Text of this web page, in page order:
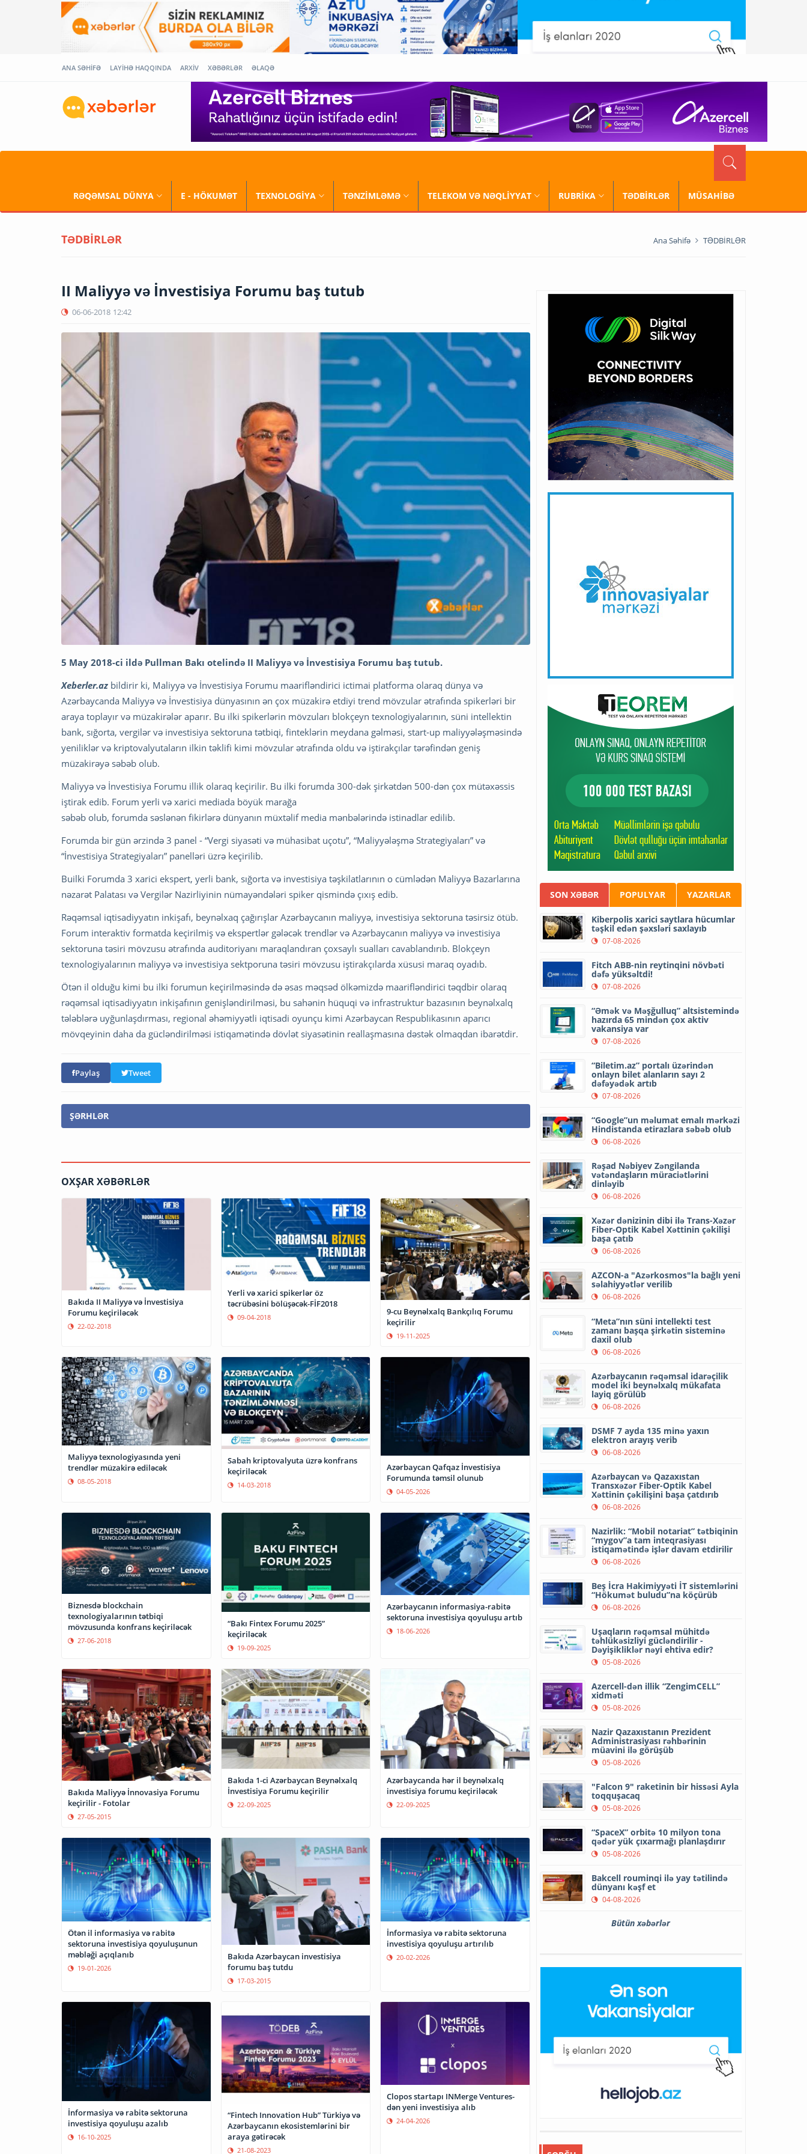
ANA SƏHİFƏ LAYİHƏ HAQQINDA ARXİV XƏBƏRLƏR ƏLAQƏ
RƏQƏMSAL DÜNYA E - HÖKUMƏT TEXNOLOGİYA TƏNZİMLƏMƏ TELEKOM VƏ NƏQLİYYAT RUBRİKA TƏDBİRLƏR MÜSAHİBƏ
TƏDBİRLƏR Ana Səhifə TƏDBİRLƏR
II Maliyyə və İnvestisiya Forumu baş tutub
06-06-2018 12:42
5 May 2018-ci ildə Pullman Bakı otelində II Maliyyə və İnvestisiya Forumu baş tutub.
Xeberler.az bildirir ki, Maliyyə və İnvestisiya Forumu maarifləndirici ictimai platforma olaraq dünya və
Azərbaycanda Maliyyə və İnvestisiya dünyasının ən çox müzakirə etdiyi trend mövzular ətrafında spikerləri bir
araya toplayır və müzakirələr aparır. Bu ilki spikerlərin mövzuları blokçeyn texnologiyalarının, süni intellektin
bank, sığorta, vergilər və investisiya sektoruna tətbiqi, finteklərin meydana gəlməsi, start-up maliyyələşməsində
yeniliklər və kriptovalyutaların ilkin təklifi kimi mövzular ətrafında oldu və iştirakçılar tərəfindən geniş
müzakirəyə səbəb olub.
Maliyyə və İnvestisiya Forumu illik olaraq keçirilir. Bu ilki forumda 300-dək şirkətdən 500-dən çox mütəxəssis
iştirak edib. Forum yerli və xarici mediada böyük marağa
səbəb olub, forumda səslənən fikirlərə dünyanın müxtəlif media mənbələrində istinadlar edilib.
Forumda bir gün ərzində 3 panel - “Vergi siyasəti və mühasibat uçotu”, “Maliyyələşmə Strategiyaları” və
“İnvestisiya Strategiyaları” panelləri üzrə keçirilib.
Builki Forumda 3 xarici ekspert, yerli bank, sığorta və investisiya təşkilatlarının o cümlədən Maliyyə Bazarlarına
nəzarət Palatası və Vergilər Nazirliyinin nümayəndələri spiker qismində çıxış edib.
Rəqəmsal iqtisadiyyatın inkişafı, beynəlxaq çağırışlar Azərbaycanın maliyyə, investisiya sektoruna təsirsiz ötüb.
Forum interaktiv formatda keçirilmiş və ekspertlər gələcək trendlər və Azərbaycanın maliyyə və investisiya
sektoruna təsiri mövzusu ətrafında auditoriyanı maraqlandıran çoxsaylı sualları cavablandırıb. Blokçeyn
texnologiyalarının maliyyə və investisiya sektporuna təsiri mövzusu iştirakçılarda xüsusi maraq oyadıb.
Ötən il olduğu kimi bu ilki forumun keçirilməsində də əsas məqsəd ölkəmizdə maarifləndirici təqdbir olaraq
rəqəmsal iqtisadiyyatın inkişafının genişləndirilməsi, bu sahənin hüquqi və infrastruktur bazasının beynəlxalq
tələblərə uyğunlaşdırması, regional əhəmiyyətli iqtisadi oyunçu kimi Azərbaycan Respublikasının aparıcı
mövqeyinin daha da gücləndirilməsi istiqamətində dövlət siyasətinin reallaşmasına dəstək olmaqdan ibarətdir.
Paylaş Tweet
ŞƏRHLƏR
OXŞAR XƏBƏRLƏR
Bakıda II Maliyyə və İnvestisiya
Forumu keçiriləcək
22-02-2018
Yerli və xarici spikerlər öz
təcrübəsini bölüşəcək-FİF2018
09-04-2018
9-cu Beynəlxalq Bankçılıq Forumu
keçirilir
19-11-2025
Maliyyə texnologiyasında yeni
trendlər müzakirə ediləcək
08-05-2018
Sabah kriptovalyuta üzrə konfrans
keçiriləcək
14-03-2018
Azərbaycan Qafqaz İnvestisiya
Forumunda təmsil olunub
04-05-2026
Biznesdə blockchain
texnologiyalarının tətbiqi
mövzusunda konfrans keçiriləcək
27-06-2018
“Bakı Fintex Forumu 2025”
keçiriləcək
19-09-2025
Azərbaycanın informasiya-rabitə
sektoruna investisiya qoyuluşu artıb
18-06-2026
Bakıda Maliyyə İnnovasiya Forumu
keçirilir - Fotolar
27-05-2015
Bakıda 1-ci Azərbaycan Beynəlxalq
İnvestisiya Forumu keçirilir
22-09-2025
Azərbaycanda hər il beynəlxalq
investisiya forumu keçiriləcək
22-09-2025
Ötən il informasiya və rabitə
sektoruna investisiya qoyuluşunun
məbləği açıqlanıb
19-01-2026
Bakıda Azərbaycan investisiya
forumu baş tutdu
17-03-2015
İnformasiya və rabitə sektoruna
investisiya qoyuluşu artırılıb
20-02-2026
İnformasiya və rabitə sektoruna
investisiya qoyuluşu azalıb
16-10-2025
“Fintech Innovation Hub” Türkiyə və
Azərbaycanın ekosistemlərini bir
araya gətirəcək
21-08-2023
Clopos startapı INMerge Ventures-
dən yeni investisiya alıb
24-04-2026
SON XƏBƏR POPULYAR YAZARLAR
Kiberpolis xarici saytlara hücumlar
təşkil edən şəxsləri saxlayıb
07-08-2026
Fitch ABB-nin reytinqini növbəti
dəfə yüksəltdi!
07-08-2026
“Əmək və Məşğulluq” altsistemində
hazırda 65 mindən çox aktiv
vakansiya var
07-08-2026
“Biletim.az” portalı üzərindən
onlayn bilet alanların sayı 2
dəfəyədək artıb
07-08-2026
“Google”un məlumat emalı mərkəzi
Hindistanda etirazlara səbəb olub
06-08-2026
Rəşad Nəbiyev Zəngilanda
vətəndaşların müraciətlərini
dinləyib
06-08-2026
Xəzər dənizinin dibi ilə Trans-Xəzər
Fiber-Optik Kabel Xəttinin çəkilişi
başa çatıb
06-08-2026
AZCON-a "Azərkosmos"la bağlı yeni
səlahiyyətlər verilib
06-08-2026
“Meta”nın süni intellekti test
zamanı başqa şirkətin sisteminə
daxil olub
06-08-2026
Azərbaycanın rəqəmsal idarəçilik
model iki beynəlxalq mükafata
layiq görülüb
06-08-2026
DSMF 7 ayda 135 minə yaxın
elektron arayış verib
06-08-2026
Azərbaycan və Qazaxıstan
Transxəzər Fiber-Optik Kabel
Xəttinin çəkilişini başa çatdırıb
06-08-2026
Nazirlik: “Mobil notariat” tətbiqinin
“mygov”a tam inteqrasiyası
istiqamətində işlər davam etdirilir
06-08-2026
Beş İcra Hakimiyyəti İT sistemlərini
“Hökumət buludu”na köçürüb
06-08-2026
Uşaqların rəqəmsal mühitdə
təhlükəsizliyi gücləndirilir -
Dəyişikliklər nəyi ehtiva edir?
05-08-2026
Azercell-dən illik “ZengimCELL”
xidməti
05-08-2026
Nazir Qazaxıstanın Prezident
Administrasiyası rəhbərinin
müavini ilə görüşüb
05-08-2026
"Falcon 9" raketinin bir hissəsi Ayla
toqquşacaq
05-08-2026
“SpaceX” orbitə 10 milyon tona
qədər yük çıxarmağı planlaşdırır
05-08-2026
Bakcell rouminqi ilə yay tətilində
dünyanı kəşf et
04-08-2026
Bütün xəbərlər